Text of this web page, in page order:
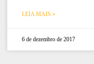
LEIA MAIS »
6 de dezembro de 2017